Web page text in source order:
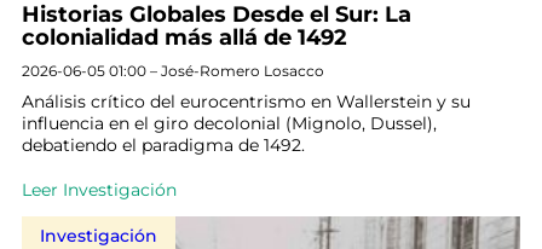
Historias Globales Desde el Sur: La
colonialidad más allá de 1492
2026-06-05 01:00 – José-Romero Losacco
Análisis crítico del eurocentrismo en Wallerstein y su
influencia en el giro decolonial (Mignolo, Dussel),
debatiendo el paradigma de 1492.
Leer Investigación
Investigación